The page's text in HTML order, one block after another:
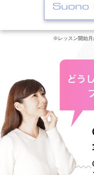
Suono
※レッスン開始月